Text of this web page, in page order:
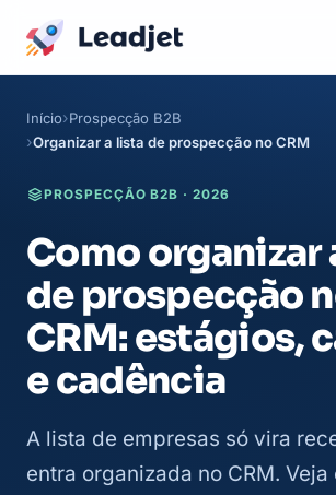
Início Prospecção B2B
Organizar a lista de prospecção no CRM
PROSPECÇÃO B2B · 2026
Como organizar
de prospecção
CRM: estágios,
e cadência
A lista de empresas só vira
entra organizada no CRM. Veja